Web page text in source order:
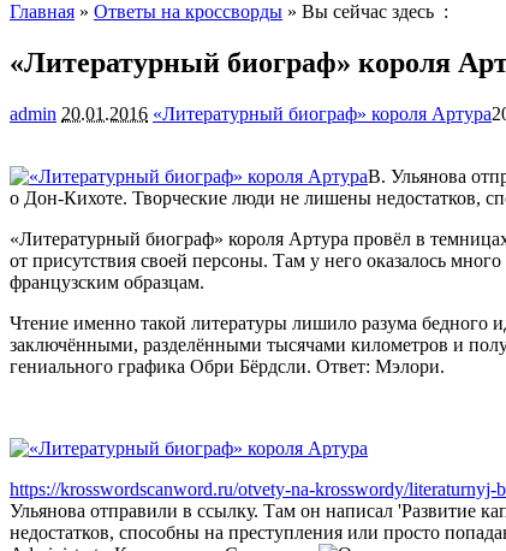
Главная » Ответы на кроссворды » Вы сейчас здесь :
«Литературный биограф» короля
admin 20.01.2016 «Литературный биограф» короля Артура
В. Ульянова
о Дон-Кихоте. Творческие люди не лишены недостатков,
«Литературный биограф» короля Артура провёл в
от присутствия своей персоны. Там у него оказалось
французским образцам.
Чтение именно такой литературы лишило разума бедного
заключёнными, разделёнными тысячами километров и
гениального графика Обри Бёрдсли. Ответ: Мэлори.
https://krosswordscanword.ru/otvety-na-krosswordy/literaturnyj-
Ульянова отправили в ссылку. Там он написал 'Развитие
недостатков, способны на преступления или просто